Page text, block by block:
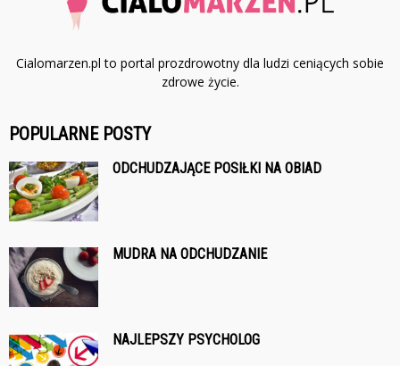
Cialomarzen.pl to portal prozdrowotny dla ludzi ceniących sobie
zdrowe życie.
POPULARNE POSTY
ODCHUDZAJĄCE POSIŁKI NA OBIAD
MUDRA NA ODCHUDZANIE
NAJLEPSZY PSYCHOLOG